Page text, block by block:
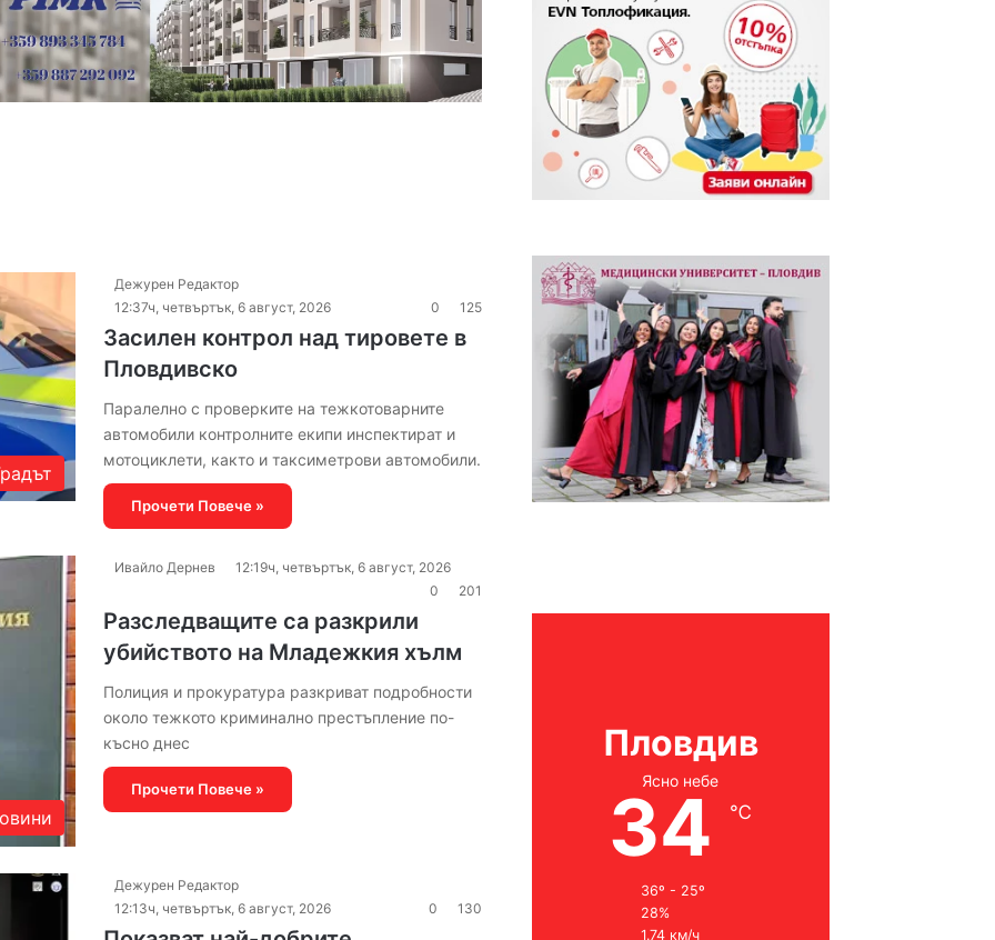
Дежурен Редактор
12:37ч, четвъртък, 6 август, 2026
0 125
Засилен контрол над тировете в
Пловдивско
Паралелно с проверките на тежкотоварните
автомобили контролните екипи инспектират и
мотоциклети, както и таксиметрови автомобили.
Прочети Повече »
Ивайло Дернев
12:19ч, четвъртък, 6 август, 2026
0
201
Разследващите са разкрили
убийството на Младежкия хълм
Полиция и прокуратура разкриват подробности
около тежкото криминално престъпление по-
късно днес
Прочети Повече »
Дежурен Редактор
12:13ч, четвъртък, 6 август, 2026
0 130
Пловдив
Ясно небе
34 ℃
36º - 25º
28%
1.74 км/ч